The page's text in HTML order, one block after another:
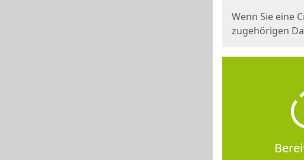
Wenn Sie eine
zugehörigen